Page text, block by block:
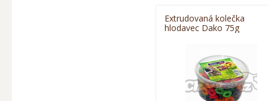
Extrudovaná kolečka
hlodavec Dako 75g